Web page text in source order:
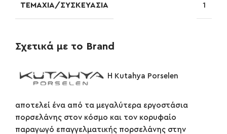
ΤΕΜΆΧΙΑ/ΣΥΣΚΕΥΑΣΊΑ 1
Σχετικά με το Brand
Η Kutahya Porselen
αποτελεί ένα από τα μεγαλύτερα εργοστάσια
πορσελάνης στον κόσμο και τον κορυφαίο
παραγωγό επαγγελματικής πορσελάνης στην